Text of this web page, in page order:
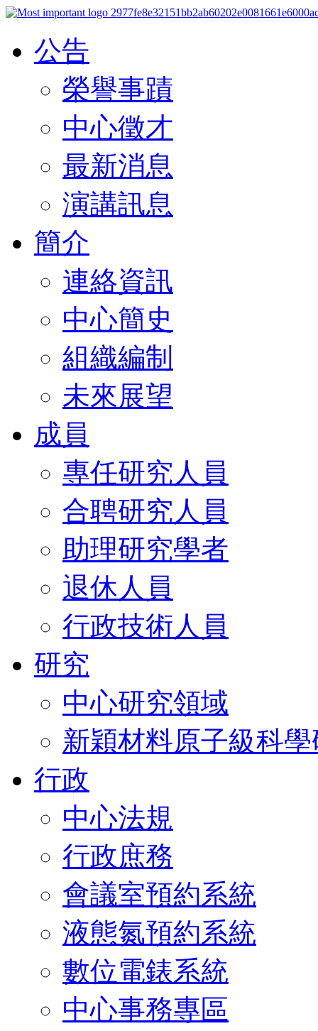
公告
榮譽事蹟
中心徵才
最新消息
演講訊息
簡介
連絡資訊
中心簡史
組織編制
未來展望
成員
專任研究人員
合聘研究人員
助理研究學者
退休人員
行政技術人員
研究
中心研究領域
新穎材料原子級科
行政
中心法規
行政庶務
會議室預約系統
液態氮預約系統
數位電錶系統
中心事務專區